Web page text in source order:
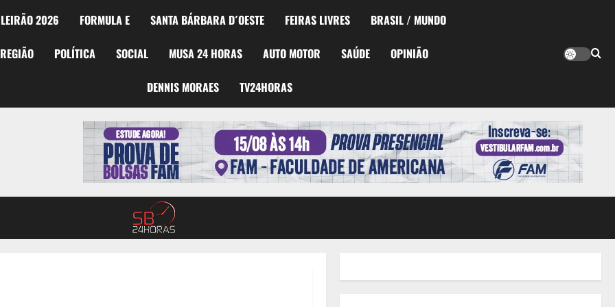
2026 FORMULA E SANTA BÁRBARA D´OESTE FEIRAS LIVRES BRASIL / MUNDO
REGIÃO POLÍTICA SOCIAL MUSA 24 HORAS AUTO MOTOR SAÚDE OPINIÃO
DENNIS MORAES TV24HORAS